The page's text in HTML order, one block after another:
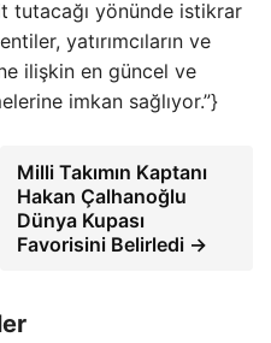
tutacağı yönünde istikrar
yatırımcıların ve
ilişkin en güncel ve
imkan sağlıyor.”}
Milli Takımın Kaptanı
Hakan Çalhanoğlu
Dünya Kupası
Favorisini Belirledi →